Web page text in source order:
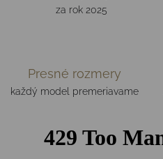
za rok 2025
Presné rozmery
každý model premeriavame